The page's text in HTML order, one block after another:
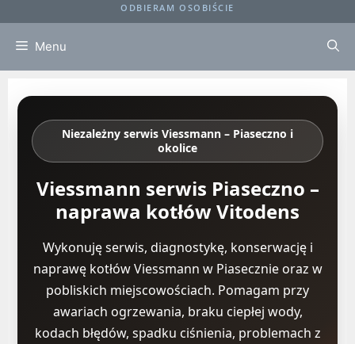
ODBIERAM OSOBIŚCIE
Menu
Niezależny serwis Viessmann – Piaseczno i
okolice
Viessmann serwis Piaseczno –
naprawa kotłów Vitodens
Wykonuję serwis, diagnostykę, konserwację i
naprawę kotłów Viessmann w Piasecznie oraz w
pobliskich miejscowościach. Pomagam przy
awariach ogrzewania, braku ciepłej wody,
kodach błędów, spadku ciśnienia, problemach z